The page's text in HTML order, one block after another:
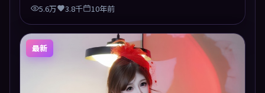
5.6万 3.8千 10年前
最新